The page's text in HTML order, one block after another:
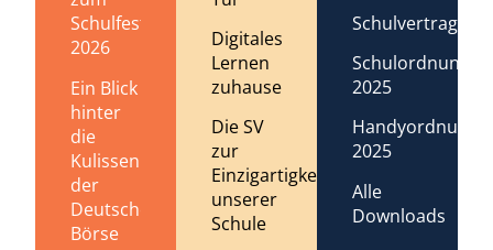
Schulfest
2026
Ein Blick
hinter
die
Kulissen
der
Deutschen
Börse
Digitales
Lernen
zuhause
Die SV
zur
Einzigartigkeit
unserer
Schule
Schulvertrag
Schulordnung
2025
Handyordnung
2025
Alle
Downloads